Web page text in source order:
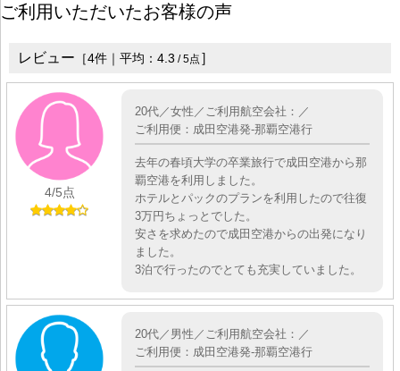
ご利用いただいたお客様の声
レビュー ［4件｜平均： 4.3 /5点 ］
4/5点
20代／女性／ご利用航空会社：／
ご利用便：成田空港発-那覇空港行
去年の春頃大学の卒業旅行で成田空港から那
覇空港を利用しました。
ホテルとパックのプランを利用したので往復
3万円ちょっとでした。
安さを求めたので成田空港からの出発になり
ました。
3泊で行ったのでとても充実していました。
20代／男性／ご利用航空会社：／
ご利用便：成田空港発-那覇空港行